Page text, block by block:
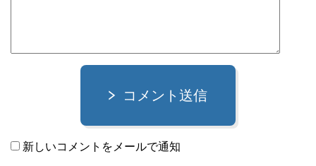
コメント送信
新しいコメントをメールで通知